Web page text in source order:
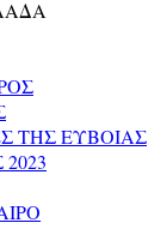
ΤΗΣ ΕΥΒΟΙΑΣ